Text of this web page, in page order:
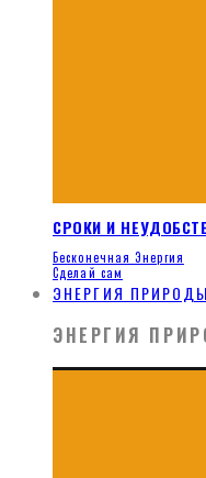
СРОКИ И
Бесконечная Энергия
Сделай сам
ЭНЕРГИЯ ПРИРОДЫ
ЭНЕРГИЯ